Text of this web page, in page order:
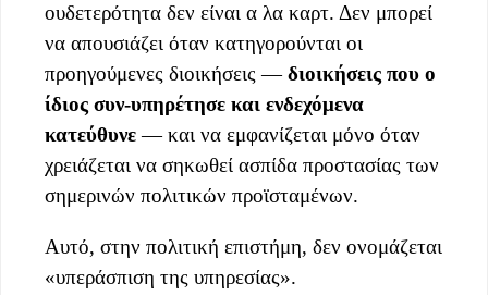
ουδετερότητα δεν είναι α λα καρτ. Δεν μπορεί
να απουσιάζει όταν κατηγορούνται οι
προηγούμενες διοικήσεις —διοικήσεις που ο
ίδιος συν-υπηρέτησε και ενδεχόμενα
κατεύθυνε— και να εμφανίζεται μόνο όταν
χρειάζεται να σηκωθεί ασπίδα προστασίας των
σημερινών πολιτικών προϊσταμένων.
Αυτό, στην πολιτική επιστήμη, δεν ονομάζεται
«υπεράσπιση της υπηρεσίας».